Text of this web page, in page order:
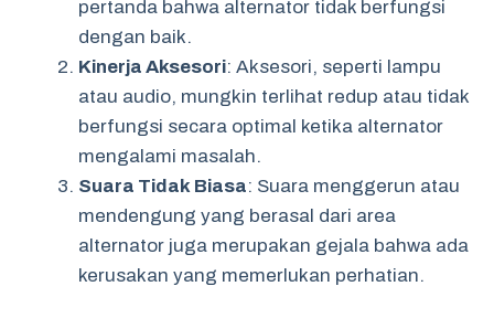
pertanda bahwa alternator tidak berfungsi
dengan baik.
Kinerja Aksesori: Aksesori, seperti lampu
atau audio, mungkin terlihat redup atau tidak
berfungsi secara optimal ketika alternator
mengalami masalah.
Suara Tidak Biasa: Suara menggerun atau
mendengung yang berasal dari area
alternator juga merupakan gejala bahwa ada
kerusakan yang memerlukan perhatian.